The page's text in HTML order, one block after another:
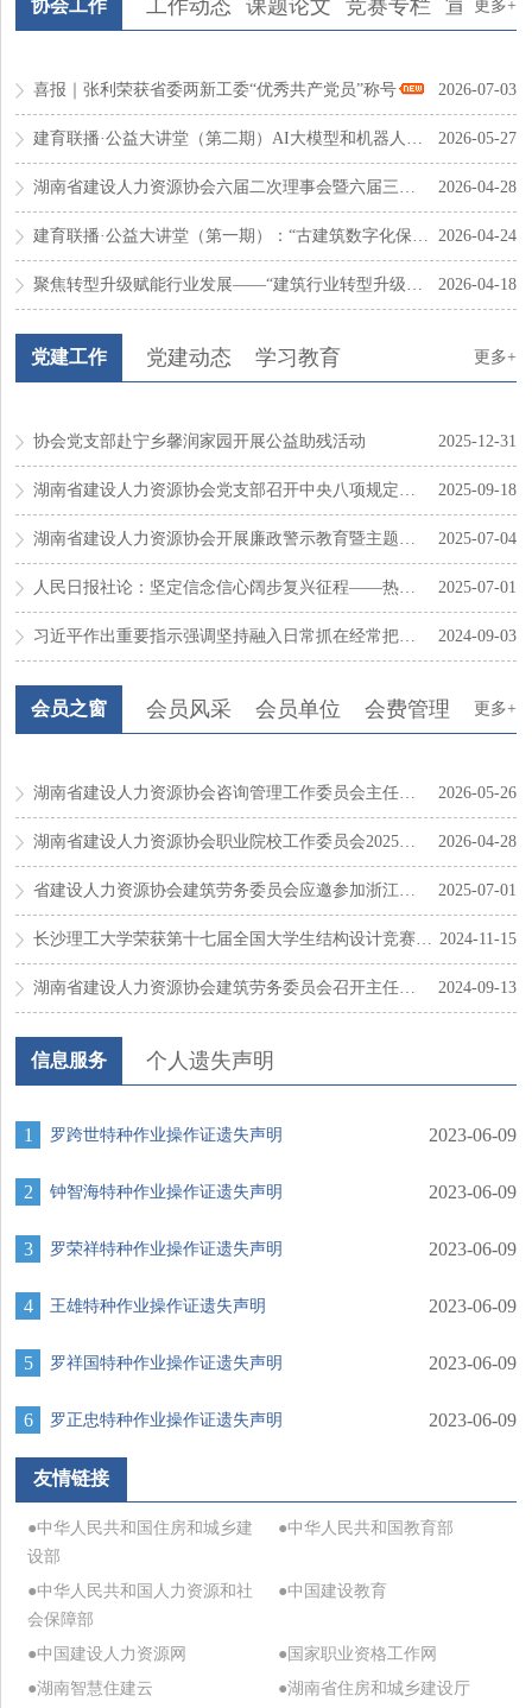
协会工作 工作动态 课题论文 竞赛专栏 宣传期刊
更多+
2026-07-03
喜报｜张利荣获省委两新工委“优秀共产党员”称号
2026-05-27
建育联播·公益大讲堂（第二期）AI大模型和机器人双轮驱动...
2026-04-28
湖南省建设人力资源协会六届二次理事会暨六届三次常务...
2026-04-24
建育联播·公益大讲堂（第一期）：“古建筑数字化保护体系...
2026-04-18
聚焦转型升级赋能行业发展——“建筑行业转型升级与高...
党建工作 党建动态 学习教育 更多+
2025-12-31
协会党支部赴宁乡馨润家园开展公益助残活动
2025-09-18
湖南省建设人力资源协会党支部召开中央八项规定精神学习教育...
2025-07-04
湖南省建设人力资源协会开展廉政警示教育暨主题党日活动
2025-07-01
人民日报社论：坚定信念信心阔步复兴征程——热烈庆祝中国共产...
2024-09-03
习近平作出重要指示强调坚持融入日常抓在经常把党纪学习教育...
会员之窗 会员风采 会员单位 会费管理 会员
更多+
2026-05-26
湖南省建设人力资源协会咨询管理工作委员会主任委员会...
2026-04-28
湖南省建设人力资源协会职业院校工作委员会2025—2026...
2025-07-01
省建设人力资源协会建筑劳务委员会应邀参加浙江省建筑...
2024-11-15
长沙理工大学荣获第十七届全国大学生结构设计竞赛总冠...
2024-09-13
湖南省建设人力资源协会建筑劳务委员会召开主任委员会...
信息服务 个人遗失声明
1 罗跨世特种作业操作证遗失声明 2023-06-09
2 钟智海特种作业操作证遗失声明 2023-06-09
3 罗荣祥特种作业操作证遗失声明 2023-06-09
4 王雄特种作业操作证遗失声明 2023-06-09
5 罗祥国特种作业操作证遗失声明 2023-06-09
6 罗正忠特种作业操作证遗失声明 2023-06-09
友情链接
●中华人民共和国住房和城乡建
设部
●中华人民共和国教育部
●中华人民共和国人力资源和社
会保障部
●中国建设教育
●中国建设人力资源网
●国家职业资格工作网
●湖南智慧住建云
●湖南省住房和城乡建设厅